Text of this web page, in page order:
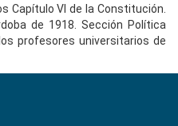
Capítulo VI de la Constitución.
de 1918. Sección Política
profesores universitarios de